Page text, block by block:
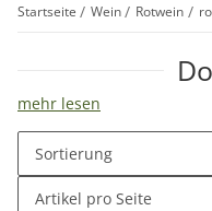
Startseite Wein Rotwein
mehr lesen
Sortierung
Artikel pro Seite